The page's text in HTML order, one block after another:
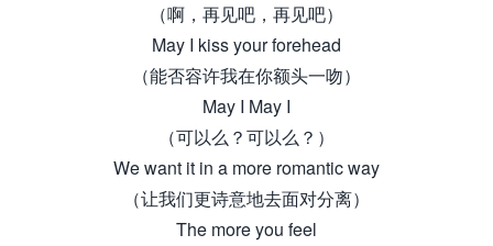
（啊，再见吧，再见吧）
May I kiss your forehead
（能否容许我在你额头一吻）
May I May I
（可以么？可以么？）
We want it in a more romantic way
（让我们更诗意地去面对分离）
The more you feel